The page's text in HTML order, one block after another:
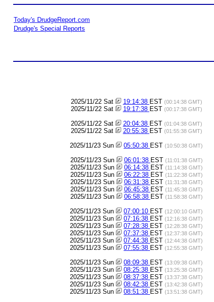
Today's DrudgeReport.com
Drudge's Special Reports
2025/11/22 Sat 19:14:38 EST (00:14:38 GMT)
2025/11/22 Sat 19:17:38 EST (00:17:38 GMT)
2025/11/22 Sat 20:04:38 EST (01:04:38 GMT)
2025/11/22 Sat 20:55:38 EST (01:55:38 GMT)
2025/11/23 Sun 05:50:38 EST (10:50:38 GMT)
2025/11/23 Sun 06:01:38 EST (11:01:38 GMT)
2025/11/23 Sun 06:14:38 EST (11:14:38 GMT)
2025/11/23 Sun 06:22:38 EST (11:22:38 GMT)
2025/11/23 Sun 06:31:38 EST (11:31:38 GMT)
2025/11/23 Sun 06:45:38 EST (11:45:38 GMT)
2025/11/23 Sun 06:58:38 EST (11:58:38 GMT)
2025/11/23 Sun 07:00:10 EST (12:00:10 GMT)
2025/11/23 Sun 07:16:38 EST (12:16:38 GMT)
2025/11/23 Sun 07:28:38 EST (12:28:38 GMT)
2025/11/23 Sun 07:37:38 EST (12:37:38 GMT)
2025/11/23 Sun 07:44:38 EST (12:44:38 GMT)
2025/11/23 Sun 07:55:38 EST (12:55:38 GMT)
2025/11/23 Sun 08:09:38 EST (13:09:38 GMT)
2025/11/23 Sun 08:25:38 EST (13:25:38 GMT)
2025/11/23 Sun 08:37:38 EST (13:37:38 GMT)
2025/11/23 Sun 08:42:38 EST (13:42:38 GMT)
2025/11/23 Sun 08:51:38 EST (13:51:38 GMT)